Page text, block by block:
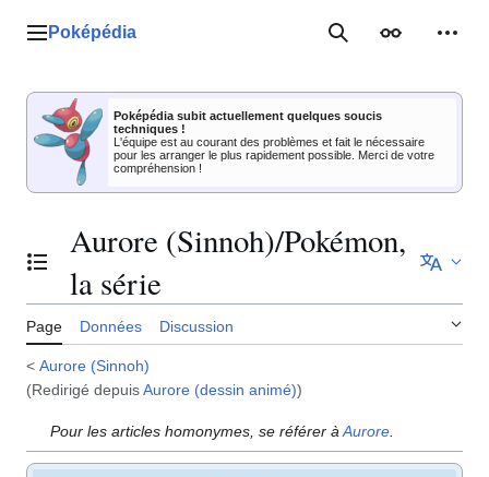
Menu principal
Poképédia RechercherApparence
Poképédia subit actuellement quelques soucis
techniques !
L'équipe est au courant des problèmes et fait le nécessaire
pour les arranger le plus rapidement possible. Merci de votre
compréhension !
Basculer la table des matières
Aurore (Sinnoh)/Pokémon,
la série
Page Données Discussion
< Aurore (Sinnoh)
(Redirigé depuisAurore (dessin animé))
Pour les articles homonymes, se référer àAurore